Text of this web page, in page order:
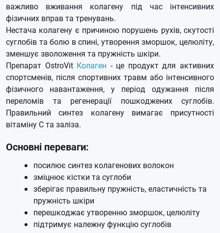
важливо вживання колагену під час інтенсивних
фізичних вправ та тренувань.
Нестача колагену є причиною порушень рухів, скутості
суглобів та болю в спині, утворення зморшок, целюліту,
зменшує зволоження та пружність шкіри.
Препарат OstroVit Колаген - це продукт для активних
спортсменів, після спортивних травм або інтенсивного
фізичного навантаження, у період одужання після
переломів та регенерації пошкоджених суглобів.
Правильний синтез колагену вимагає присутності
вітаміну С та заліза.
Основні переваги:
посилює синтез колагенових волокон
зміцнює кістки та суглоби
зберігає правильну пружність, еластичність та
пружність шкіри
перешкоджає утворенню зморшок, целюліту
підтримує належну функцію суглобів